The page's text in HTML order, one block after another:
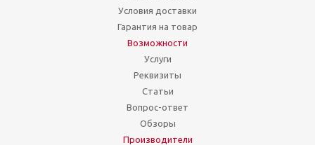
Условия доставки
Гарантия на товар
Возможности
Услуги
Реквизиты
Статьи
Вопрос-ответ
Обзоры
Производители